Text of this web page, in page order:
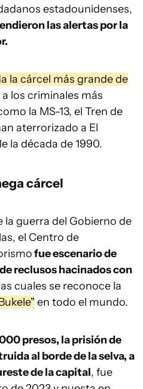
estadounidenses,
las alertas por la
la cárcel más grande de
los criminales más
la MS-13, el Tren de
aterrorizado a El
la década de 1990.
cárcel
la guerra del Gobierno de
el Centro de
fue escenario de
reclusos hacinados con
cuales se reconoce la
en todo el mundo.
presos, la prisión de
al borde de la selva, a
de la capital, fue